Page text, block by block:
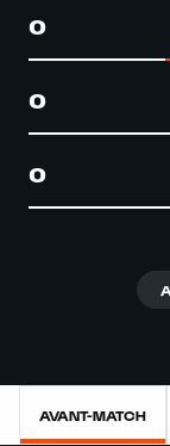
0
0
0
AVANT-MATCH